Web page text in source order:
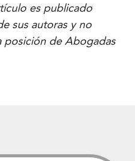
es publicado
sus autoras y no
posición de Abogadas